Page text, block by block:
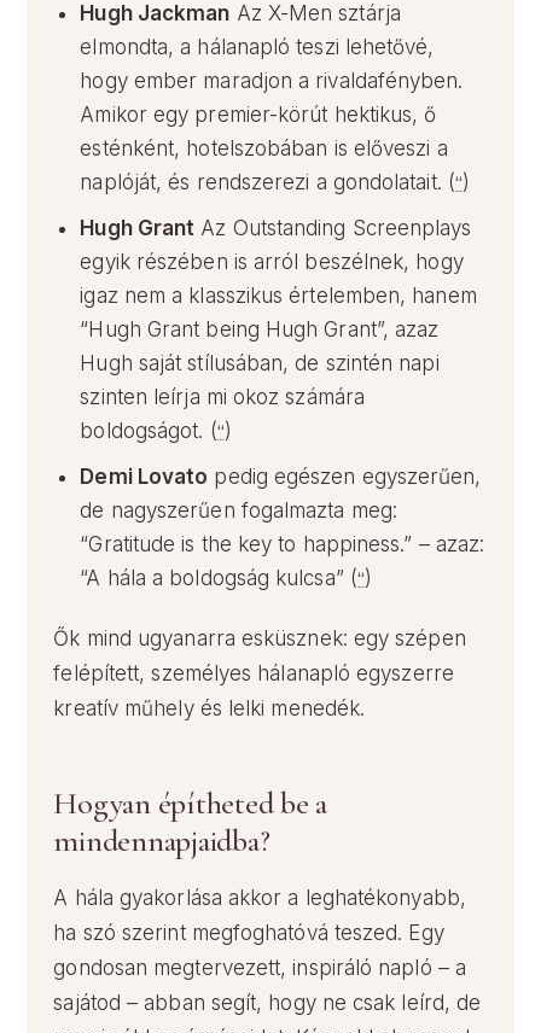
Hugh Jackman Az X-Men sztárja
elmondta, a hálanapló teszi lehetővé,
hogy ember maradjon a rivaldafényben.
Amikor egy premier-körút hektikus, ő
esténként, hotelszobában is előveszi a
naplóját, és rendszerezi a gondolatait. (“)
Hugh Grant Az Outstanding Screenplays
egyik részében is arról beszélnek, hogy
igaz nem a klasszikus értelemben, hanem
“Hugh Grant being Hugh Grant”, azaz
Hugh saját stílusában, de szintén napi
szinten leírja mi okoz számára
boldogságot. (“)
Demi Lovato pedig egészen egyszerűen,
de nagyszerűen fogalmazta meg:
“Gratitude is the key to happiness.” – azaz:
“A hála a boldogság kulcsa” (“)
Ők mind ugyanarra esküsznek: egy szépen
felépített, személyes hálanapló egyszerre
kreatív műhely és lelki menedék.
Hogyan építheted be a
mindennapjaidba?
A hála gyakorlása akkor a leghatékonyabb,
ha szó szerint megfoghatóvá teszed. Egy
gondosan megtervezett, inspiráló napló – a
sajátod – abban segít, hogy ne csak leírd, de